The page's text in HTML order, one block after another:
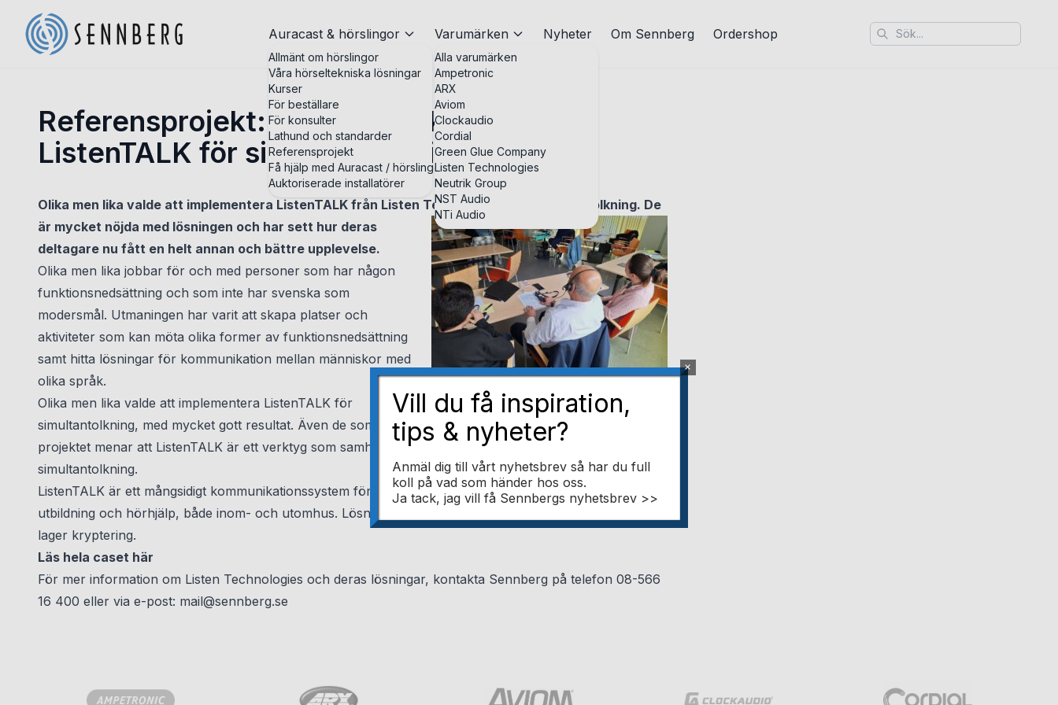
Auracast & hörslingor
Allmänt om hörslingor
Våra hörseltekniska lösningar
Kurser
För beställare
För konsulter
Lathund och standarder
Referensprojekt
Få hjälp med Auracast / hörslingor
Auktoriserade installatörer
Varumärken
Alla varumärken
Ampetronic
ARX
Aviom
Clockaudio
Cordial
Green Glue Company
Listen Technologies
Neutrik Group
NST Audio
NTi Audio
Nyheter Om Sennberg Ordershop
Referensprojekt: Olika men lika valde
ListenTALK för simultantolkning
Olika men lika valde att implementera ListenTALK från Listen Technologies för simultantolkning. De
är mycket nöjda med lösningen och har sett hur deras
deltagare nu fått en helt annan och bättre upplevelse.
Olika men lika jobbar för och med personer som har någon
funktionsnedsättning och som inte har svenska som
modersmål. Utmaningen har varit att skapa platser och
aktiviteter som kan möta olika former av funktionsnedsättning
samt hitta lösningar för kommunikation mellan människor med
olika språk.
Olika men lika valde att implementera ListenTALK för
simultantolkning, med mycket gott resultat. Även de som arrangerar aktiviteter och föreläser inom
projektet menar att ListenTALK är ett verktyg som samhället borde använda sig mycket mer av för
simultantolkning.
ListenTALK är ett mångsidigt kommunikationssystem för tolkning, gruppkommunikation, guidade turer,
utbildning och hörhjälp, både inom- och utomhus. Lösningen är baserad på digital teknik och har tre
lager kryptering.
Läs hela caset här
För mer information om Listen Technologies och deras lösningar, kontakta Sennberg på telefon 08-566
16 400 eller via e-post: mail@sennberg.se
Vill du få inspiration,
tips & nyheter?
Anmäl dig till vårt nyhetsbrev så har du full
koll på vad som händer hos oss.
Ja tack, jag vill få Sennbergs nyhetsbrev >>
×